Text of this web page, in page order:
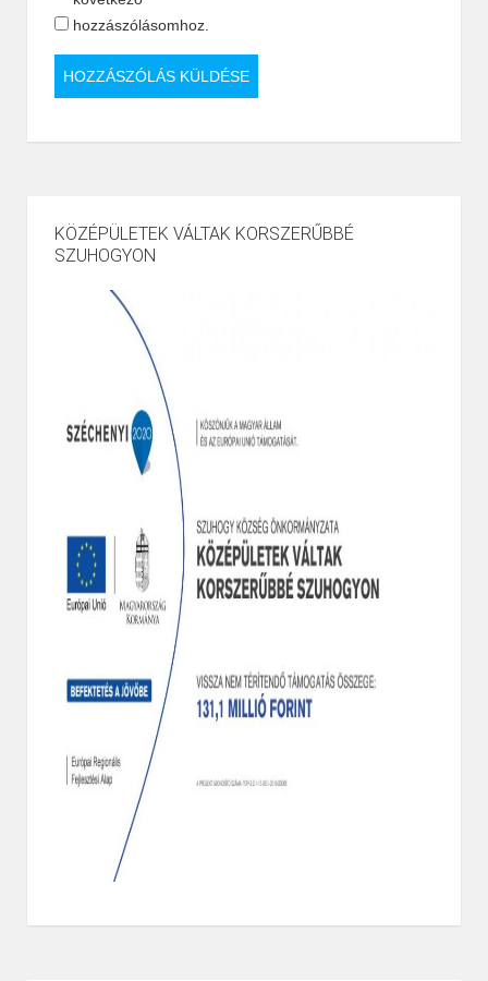
hozzászólásomhoz.
KÖZÉPÜLETEK VÁLTAK KORSZERŰBBÉ
SZUHOGYON